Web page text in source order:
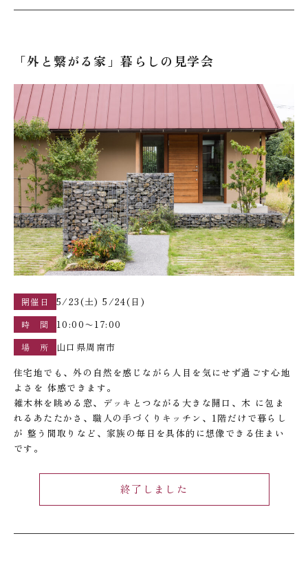
「外と繋がる家」暮らしの見学会
開催日 5/23(土) 5/24(日)
時 間 10:00〜17:00
場 所
山口県周南市
住宅地でも、外の自然を感じながら人目を気にせず過ごす心地
よさを 体感できます。
雑木林を眺める窓、デッキとつながる大きな開口、木 に包ま
れるあたたかさ、職人の手づくりキッチン、1階だけで暮らし
が 整う間取りなど、家族の毎日を具体的に想像できる住まい
です。
終了しました